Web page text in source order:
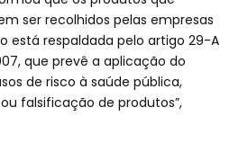
ser recolhidos pelas empresas
está respaldada pelo artigo 29-A
que prevê a aplicação do
de risco à saúde pública,
falsificação de produtos”,